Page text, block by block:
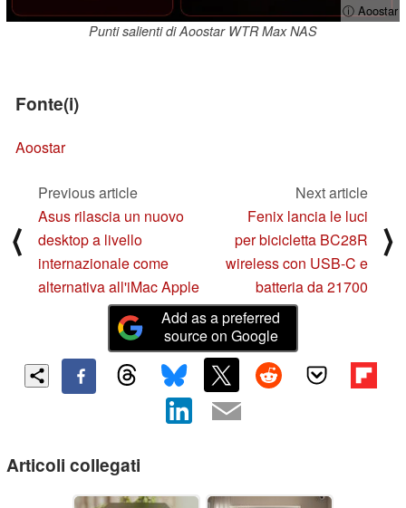
ⓘ Aoostar
Punti salienti di Aoostar WTR Max NAS
Fonte(i)
Aoostar
⟨
Previous article
Asus rilascia un nuovo
desktop a livello
internazionale come
alternativa all'iMac Apple
Next article
Fenix lancia le luci
per bicicletta BC28R
wireless con USB-C e
batteria da 21700
⟩
Add as a preferred
source on Google
Articoli collegati